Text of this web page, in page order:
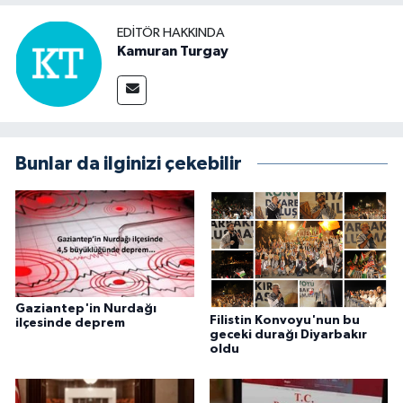
EDITÖR HAKKINDA
Kamuran Turgay
Bunlar da ilginizi çekebilir
Gaziantep'in Nurdağı
ilçesinde deprem
Filistin Konvoyu'nun bu
geceki durağı Diyarbakır
oldu